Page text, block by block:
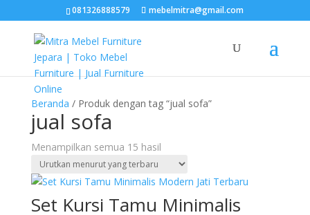
081326888579 mebelmitra@gmail.com
Beranda / Produk dengan tag “jual sofa”
jual sofa
Menampilkan semua 15 hasilDiurutkan
menurut
yang
Set Kursi Tamu Minimalis